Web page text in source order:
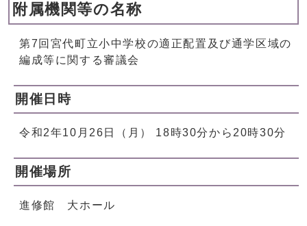
附属機関等の名称
第7回宮代町立小中学校の適正配置及び通学区域の
編成等に関する審議会
開催日時
令和2年10月26日（月） 18時30分から20時30分
開催場所
進修館 大ホール